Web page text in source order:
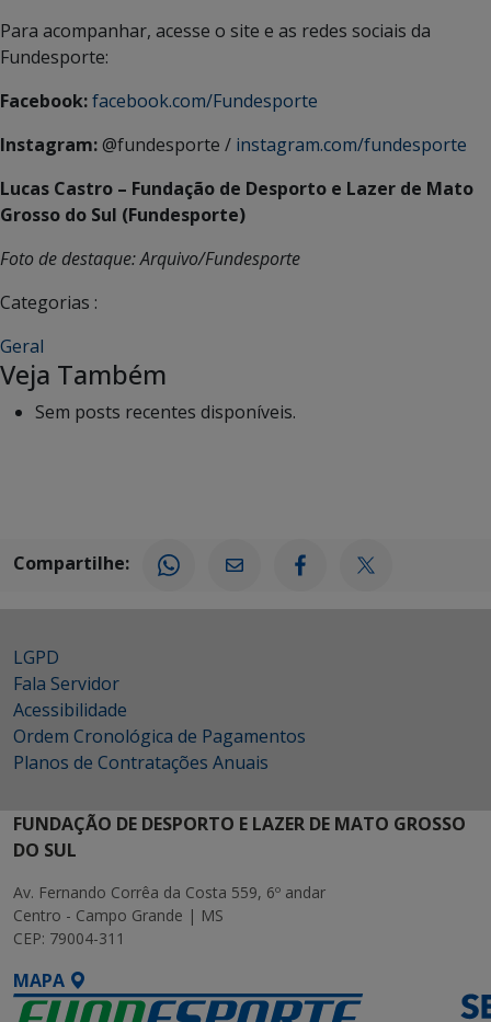
Para acompanhar, acesse o site e as redes sociais da
Fundesporte:
Facebook:facebook.com/Fundesporte
Instagram:@fundesporte / instagram.com/fundesporte
Lucas Castro – Fundação de Desporto e Lazer de Mato
Grosso do Sul (Fundesporte)
Foto de destaque: Arquivo/Fundesporte
Categorias :
Geral
Veja Também
Sem posts recentes disponíveis.
Compartilhe:
LGPD
Fala Servidor
Acessibilidade
Ordem Cronológica de Pagamentos
Planos de Contratações Anuais
FUNDAÇÃO DE DESPORTO E LAZER DE MATO GROSSO
DO SUL
Av. Fernando Corrêa da Costa 559, 6º andar
Centro - Campo Grande | MS
CEP: 79004-311
MAPA